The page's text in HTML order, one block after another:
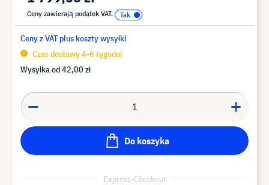
Ceny zawierają podatek VAT.
Ceny z VAT plus koszty wysyłki
Czas dostawy 4-6 tygodni
Wysyłka od42,00 zł
Do koszyka
Express-Checkout